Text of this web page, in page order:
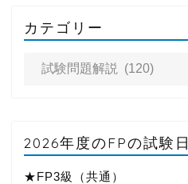
カテゴリー
2026年度のFPの試験日
★FP3級（共通）